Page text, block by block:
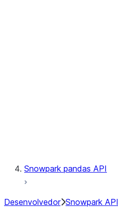
Snowpark pandas API
Desenvolvedor Snowpark API